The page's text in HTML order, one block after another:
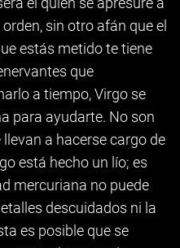
sin otro afán que el
estás metido te tiene
que
a tiempo, Virgo se
para ayudarte. No son
a hacerse cargo de
está hecho un lío; es
mercuriana no puede
descuidados ni la
es posible que se